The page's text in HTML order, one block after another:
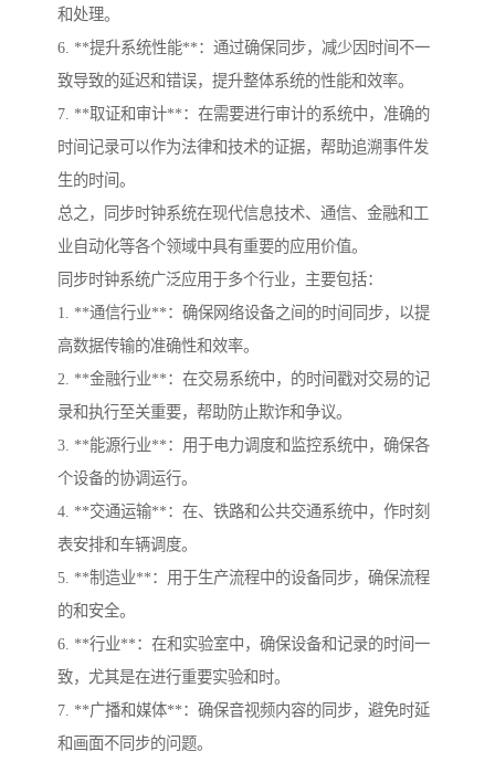
和处理。
6. **提升系统性能**：通过确保同步，减少因时间不一
致导致的延迟和错误，提升整体系统的性能和效率。
7. **取证和审计**：在需要进行审计的系统中，准确的
时间记录可以作为法律和技术的证据，帮助追溯事件发
生的时间。
总之，同步时钟系统在现代信息技术、通信、金融和工
业自动化等各个领域中具有重要的应用价值。
同步时钟系统广泛应用于多个行业，主要包括：
1. **通信行业**：确保网络设备之间的时间同步，以提
高数据传输的准确性和效率。
2. **金融行业**：在交易系统中，的时间戳对交易的记
录和执行至关重要，帮助防止欺诈和争议。
3. **能源行业**：用于电力调度和监控系统中，确保各
个设备的协调运行。
4. **交通运输**：在、铁路和公共交通系统中，作时刻
表安排和车辆调度。
5. **制造业**：用于生产流程中的设备同步，确保流程
的和安全。
6. **行业**：在和实验室中，确保设备和记录的时间一
致，尤其是在进行重要实验和时。
7. **广播和媒体**：确保音视频内容的同步，避免时延
和画面不同步的问题。